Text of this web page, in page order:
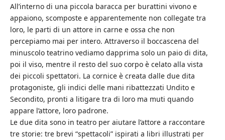
All’interno di una piccola baracca per burattini vivono e
appaiono, scomposte e apparentemente non collegate tra
loro, le parti di un attore in carne e ossa che non
percepiamo mai per intero. Attraverso il boccascena del
minuscolo teatrino vediamo dapprima solo un paio di dita,
poi il viso, mentre il resto del suo corpo è celato alla vista
dei piccoli spettatori. La cornice è creata dalle due dita
protagoniste, gli indici delle mani ribattezzati Undito e
Secondito, pronti a litigare tra di loro ma muti quando
appare l’attore, loro padrone.
Le due dita sono in teatro per aiutare l’attore a raccontare
tre storie: tre brevi “spettacoli” ispirati a libri illustrati per